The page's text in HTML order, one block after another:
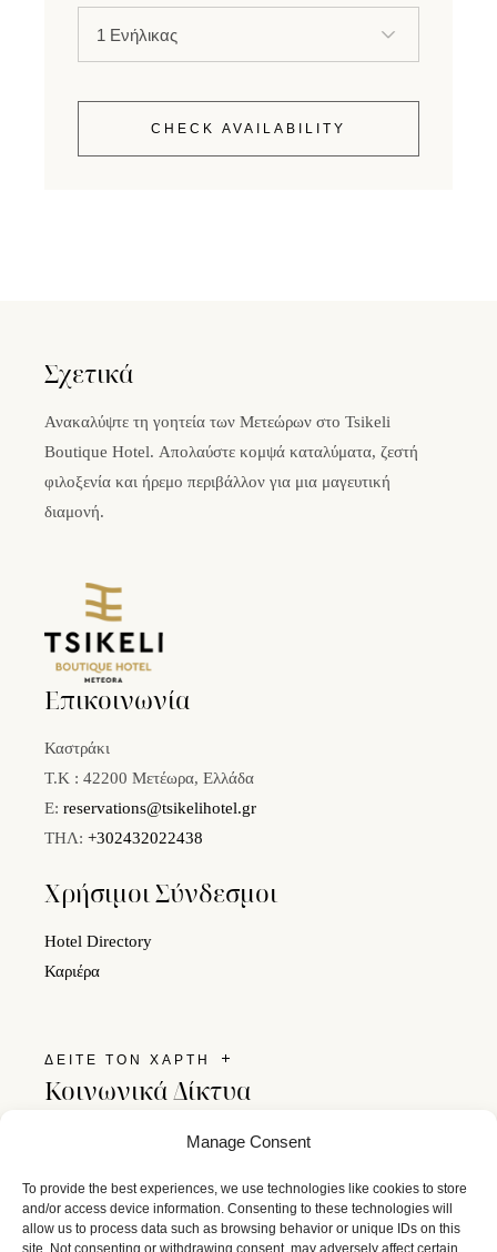
Manage Consent
To provide the best experiences, we use technologies like cookies to store
and/or access device information. Consenting to these technologies will
allow us to process data such as browsing behavior or unique IDs on this
site. Not consenting or withdrawing consent, may adversely affect certain
CHECK AVAILABILITY
Σχετικά
Ανακαλύψτε τη γοητεία των Μετεώρων στο Tsikeli
Boutique Hotel. Απολαύστε κομψά καταλύματα, ζεστή
φιλοξενία και ήρεμο περιβάλλον για μια μαγευτική
διαμονή.
Επικοινωνία
Καστράκι
Τ.Κ : 42200 Μετέωρα, Ελλάδα
E:reservations@tsikelihotel.gr
ΤΗΛ:+302432022438
Χρήσιμοι Σύνδεσμοι
Hotel Directory
Καριέρα
ΔΕΙΤΕ ΤΟΝ ΧΑΡΤΗ
Κοινωνικά Δίκτυα
Ακολουθήστε μας στα social media και μείνετε σε επαφή